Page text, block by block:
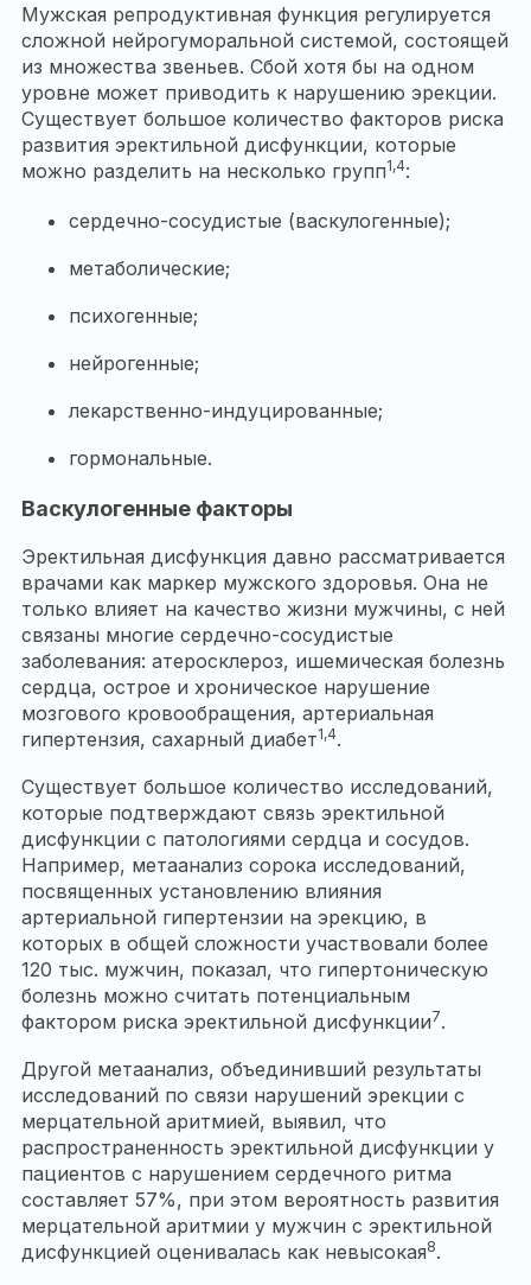
Мужская репродуктивная функция регулируется
сложной нейрогуморальной системой, состоящей
из множества звеньев. Сбой хотя бы на одном
уровне может приводить к нарушению эрекции.
Существует большое количество факторов риска
развития эректильной дисфункции, которые
можно разделить на несколько групп1,4:
сердечно-сосудистые (васкулогенные);
метаболические;
психогенные;
нейрогенные;
лекарственно-индуцированные;
гормональные.
Васкулогенные факторы
Эректильная дисфункция давно рассматривается
врачами как маркер мужского здоровья. Она не
только влияет на качество жизни мужчины, с ней
связаны многие сердечно-сосудистые
заболевания: атеросклероз, ишемическая болезнь
сердца, острое и хроническое нарушение
мозгового кровообращения, артериальная
гипертензия, сахарный диабет1,4.
Существует большое количество исследований,
которые подтверждают связь эректильной
дисфункции с патологиями сердца и сосудов.
Например, метаанализ сорока исследований,
посвященных установлению влияния
артериальной гипертензии на эрекцию, в
которых в общей сложности участвовали более
120 тыс. мужчин, показал, что гипертоническую
болезнь можно считать потенциальным
фактором риска эректильной дисфункции7.
Другой метаанализ, объединивший результаты
исследований по связи нарушений эрекции с
мерцательной аритмией, выявил, что
распространенность эректильной дисфункции у
пациентов с нарушением сердечного ритма
составляет 57%, при этом вероятность развития
мерцательной аритмии у мужчин с эректильной
дисфункцией оценивалась как невысокая8.